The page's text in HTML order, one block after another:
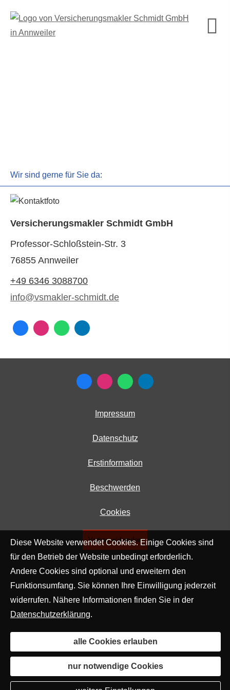
Wir sind gerne für Sie da:
Ver­sicherungs­makler Schmidt GmbH
Professor-Schloßstein-Str. 3
76855 Annweiler
+49 6346 3088700
info@vsmakler-schmidt.de
Impressum
Datenschutz
Erstinformation
Beschwerden
Cookies
Vertrag widerrufen
Diese Website verwendet Cookies. Einige Cookies sind
für den Betrieb der Website unbedingt erforderlich.
Andere Cookies sind optional und erweitern den
Funktionsumfang. Sie können Ihre Einwilligung jederzeit
widerrufen. Nähere Informationen finden Sie in der
Datenschutzerklärung.
alle Cookies erlauben
nur notwendige Cookies